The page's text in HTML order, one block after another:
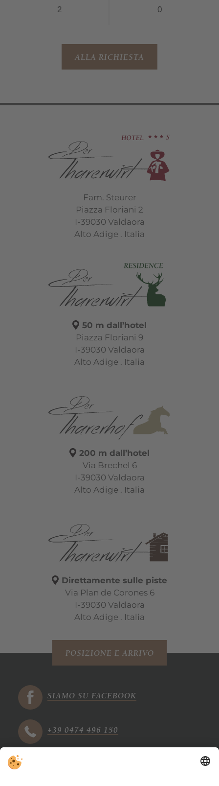
ALLA RICHIESTA
Fam. Steurer
Piazza Floriani 2
I-39030 Valdaora
Alto Adige . Italia
50 m dall’hotel
Piazza Floriani 9
I-39030 Valdaora
Alto Adige . Italia
200 m dall’hotel
Via Brechel 6
I-39030 Valdaora
Alto Adige . Italia
Direttamente sulle piste
Via Plan de Corones 6
I-39030 Valdaora
Alto Adige . Italia
POSIZIONE E ARRIVO
SIAMO SU FACEBOOK
+39 0474 496 150